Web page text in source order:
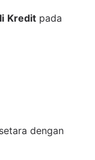
Kredit pada
dengan